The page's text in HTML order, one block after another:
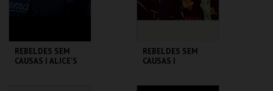
COMPRAR
REBELDES SEM
CAUSAS | ALICE'S
REBELDES SEM
CAUSAS |